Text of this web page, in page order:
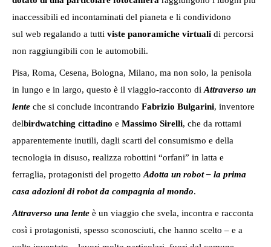
inaccessibili ed incontaminati del pianeta e li condividono
sul web regalando a tutti viste panoramiche virtuali di percorsi
non raggiungibili con le automobili.
Pisa, Roma, Cesena, Bologna, Milano, ma non solo, la penisola
in lungo e in largo, questo è il viaggio-racconto di Attraverso un
lente che si conclude incontrando Fabrizio Bulgarini, inventore
delbirdwatching cittadino e Massimo Sirelli, che da rottami
apparentemente inutili, dagli scarti del consumismo e della
tecnologia in disuso, realizza robottini “orfani” in latta e
ferraglia, protagonisti del progetto Adotta un robot – la prima
casa adozioni di robot da compagnia al mondo.
Attraverso una lente è un viaggio che svela, incontra e racconta
così i protagonisti, spesso sconosciuti, che hanno scelto – e a